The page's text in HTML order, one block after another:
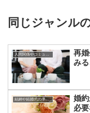
同じジャンル
人間関係やコミュニケーションの術
再
み
結納や結婚式の準備について
婚
必